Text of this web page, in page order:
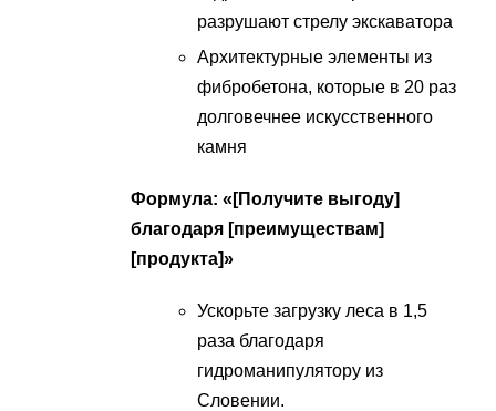
разрушают стрелу экскаватора
Архитектурные элементы из
фибробетона, которые в 20 раз
долговечнее искусственного
камня
Формула: «[Получите выгоду]
благодаря [преимуществам]
[продукта]»
Ускорьте загрузку леса в 1,5
раза благодаря
гидроманипулятору из
Словении.